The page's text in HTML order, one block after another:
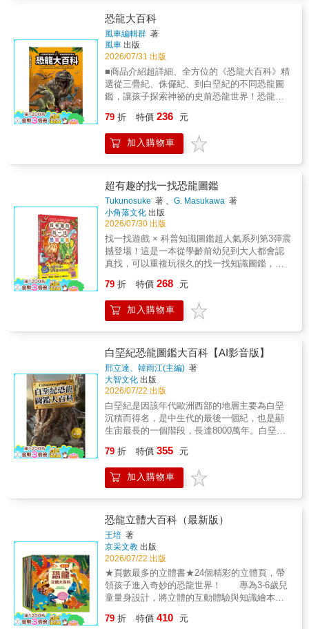
掌握恐龍相關知識。書中搭配大量精美插圖、
照片與圖解，提供絕佳的視覺學習體驗，不僅
適合孩子獨立閱讀，也可以親子共讀。
型草食性與肉食性獸類的消失，形成許多空缺
的生態位。生存於早期三疊紀的動物有從二疊
紀遺留下來的，也有新出現的動物。然而，從
二疊紀遺留下來的動物曾短暫出現欣榮，之後
便消失絕種，而由新出現的物種在整個中生代
取得支配地位。 & 在三疊紀期，許多種類的恐
龍始祖群開始出現，其中包括了槽齒龍、板龍
等等；在海洋中，也出現了第一批的魚龍了。
世界上最早的烏龜&mdash;&mdash;原顎龜也
生活在炎熱貧瘠的環境中，因此恐龍體型較
小。早期出現的恐龍包括艾雷拉龍、板龍、欽
迪龍、腔骨龍、始盜龍等。到了三疊紀晚期
儸紀時代，一般三疊紀被分成早、中、晚三
期。 & 三疊紀早期 （ 斯基甫階， Scythian
） Spathian （2.419-2.417億年)& Nammalian
（2.434-2.419億年) Griesbachian& (2.482-
2.434億年)& & 三疊紀中期 （ Tr2 ） 拉丁尼
階& (2.343-2.274億年)& 安尼西階& (2.417-
2.343億年)& & 三疊紀晚期 （ Tr3 )& 雷蒂亞
恐龍大百科
風車編輯群 著
風車 出版
2026/07/31 出版
■商品介紹超詳細、全方位的《恐龍大百科》精
選從三疊紀、侏儸紀、到白堊紀的不同恐龍圖
鑑，讓孩子探索神祕的史前恐龍世界！恐龍是
物，在陸地、天空、海洋都遍布牠們的蹤影。
雖然恐龍現在已經滅絕了，但是人們對於牠們
的喜愛與探索卻從未間斷，隨著化石生存痕跡
探索欲，也更了解地球生命和環境的演化過
程。本書透過逼真的全彩圖解與全方位詳細的
文字介紹，以地質年代為基礎，轉化成生動的
恐龍百科，能夠充分理解不同種類恐龍的生存
時代與環境，快翻開本書，一起揭開恐龍的神
祕面紗！■商品特色1.超詳細恐龍百科以地質年
代為序，詳盡介紹恐龍相關知識。2.生動震撼
圖解生動且震撼的圖片吸引孩子目光，培養閱
讀興趣。3.多元知識探索每一個恐龍都有不同
立！4.豐富恐龍小知識近百種恐龍類別，可盡
情沉浸在恐龍世界。■商品功能★淺顯語言化繁
為簡，享受更好閱讀體驗★震撼視覺圖鑑百
容，啟發好奇心與探索精神★內文恐龍知識小
百科，揭開恐龍神祕面紗
79 折 特價 236 元
加入購物車
超有趣的找一找恐龍圖鑑
Tukunosuke 著 、G. Masukawa 著
小角落文化 出版
2026/07/30 出版
找一找遊戲 × 科普知識圖鑑超人氣系列第3彈震
撼登場！這是一本從學齡前幼兒到大人都會認
真找，可以重複玩很久的找一找知識圖鑑，遊
來到晚上的博物館，在這裡可以了解恐龍們的
有趣生態。咦？等一下～！恐龍們紛紛動了起
來，從博物館逃出去了！！恐龍們好像躲回原
靠著敏銳的雙眼和鼻子尋找獵物的暴龍、脖子
很～長～的腕龍、成群結隊行動的迷惑龍、利
用大大的背帆和尾鰭游泳的棘龍、叫聲像鳥一
樣的繪龍、有石頭般超厚頭部的厚頭龍、以睡
覺的姿勢變成了化石的寐龍，還有遠古時期和
恐龍一起生活的生物們……超多新奇有趣的恐
龍知識，等你來發現！
79 折 特價 268 元
加入購物車
白堊紀恐龍圖鑑大百科【AI影音版】
邢立達、韓雨江(主編) 著
大智文化 出版
2026/07/22 出版
白堊紀是因該年代歐洲西部的地層主要為白堊
沉積而得名，是中生代的最後一個紀，也是顯
生宙最長的一個階段，長達8000萬年。白堊紀
4500萬年前到6600萬年前之間。 隨著大陸
持續分裂，白堊紀的恐龍開始往不同的方向演
化，產生了暴龍、三角龍和禽龍以及其他新物
所有的恐龍，是中生代與新生代的分界，而鳥
類與哺乳類繼續存活至今。
79 折 特價 355 元
加入購物車
恐龍立體大百科（最新版）
王培 著
京采文教 出版
2026/07/22 出版
★頁數最多的立體書★24個精彩的立體頁，帶
領孩子進入奇妙的恐龍世界！ 專為3-6歲兒
童量身設計，將立體的互動體驗與知識繪本融
的科普知識，也激發孩子的想像力和創造力，
79 折 特價 410 元